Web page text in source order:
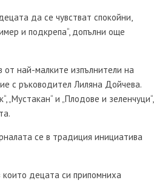
да се чувстват спокойни,
и подкрепа“, допълни още
от най-малките изпълнители на
с ръководител Лиляна Дойчева.
и „Плодове и зеленчуци“,
се в традиция инициатива
които децата си припомниха